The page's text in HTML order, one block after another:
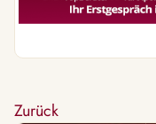
Zurück